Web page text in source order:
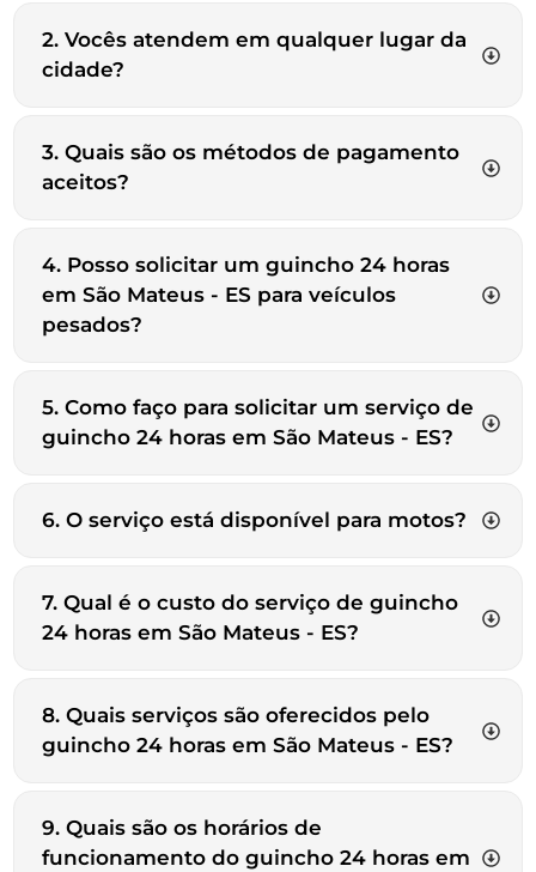
2. Vocês atendem em qualquer lugar da
cidade?
3. Quais são os métodos de pagamento
aceitos?
4. Posso solicitar um guincho 24 horas
em São Mateus - ES para veículos
pesados?
5. Como faço para solicitar um serviço de
guincho 24 horas em São Mateus - ES?
6. O serviço está disponível para motos?
7. Qual é o custo do serviço de guincho
24 horas em São Mateus - ES?
8. Quais serviços são oferecidos pelo
guincho 24 horas em São Mateus - ES?
9. Quais são os horários de
funcionamento do guincho 24 horas em